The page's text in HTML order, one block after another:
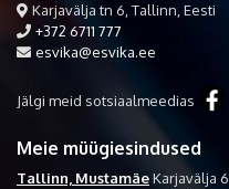
Karjavälja tn 6, Tallinn, Eesti
+372 6711 777
esvika@esvika.ee
Jälgi meid sotsiaalmeedias
Meie müügiesindused
Tallinn, MustamäeKarjavälja 6,